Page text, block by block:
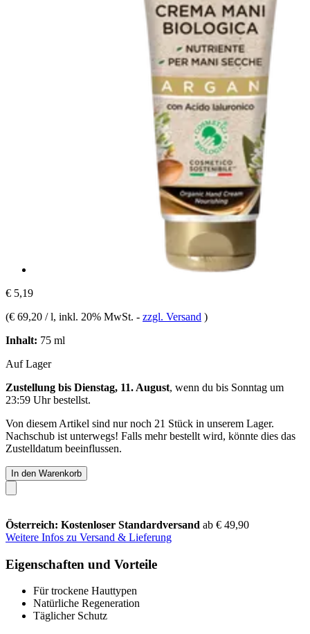
€ 5,19
(€ 69,20 / l, inkl. 20% MwSt. - zzgl. Versand )
Inhalt: 75 ml
Auf Lager
Zustellung bis Dienstag, 11. August, wenn du bis Sonntag um
23:59 Uhrbestellst.
Von diesem Artikel sind nur noch 21 Stück in unserem Lager.
Nachschub ist unterwegs! Falls mehr bestellt wird, könnte dies das
Zustelldatum beeinflussen.
In den Warenkorb
Österreich: Kostenloser Standardversand ab € 49,90
Weitere Infos zu Versand & Lieferung
Eigenschaften und Vorteile
Für trockene Hauttypen
Natürliche Regeneration
Täglicher Schutz